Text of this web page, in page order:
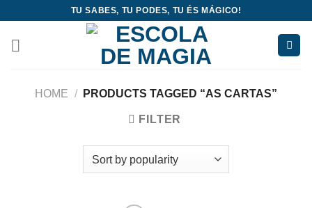
content
TU SABES, TU PODES, TU ÉS MÁGICO!
HOME / PRODUCTS TAGGED “AS CARTAS”
FILTER